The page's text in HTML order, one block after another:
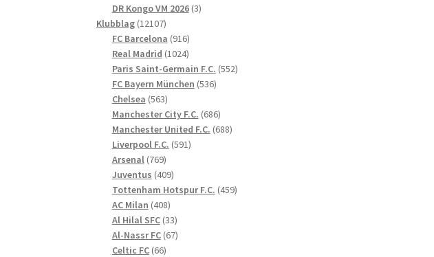
produkter
DR Kongo VM 2026 33
Klubblag 1210712107
produkter
FC Barcelona 916916
produkter
Real Madrid 10241024
produkter
Paris Saint-Germain F.C. 552552
FC Bayern München 536536
Chelsea 563563
produkter
Manchester City F.C. 686686
produkter
Manchester United F.C. 688688
Liverpool F.C. 591591
Arsenal 769769
produkter
Juventus 409409
produkter
Tottenham Hotspur F.C. 459459
AC Milan 408408
produkter
Al Hilal SFC 3333
produkter
Al-Nassr FC 6767
Celtic FC 6666